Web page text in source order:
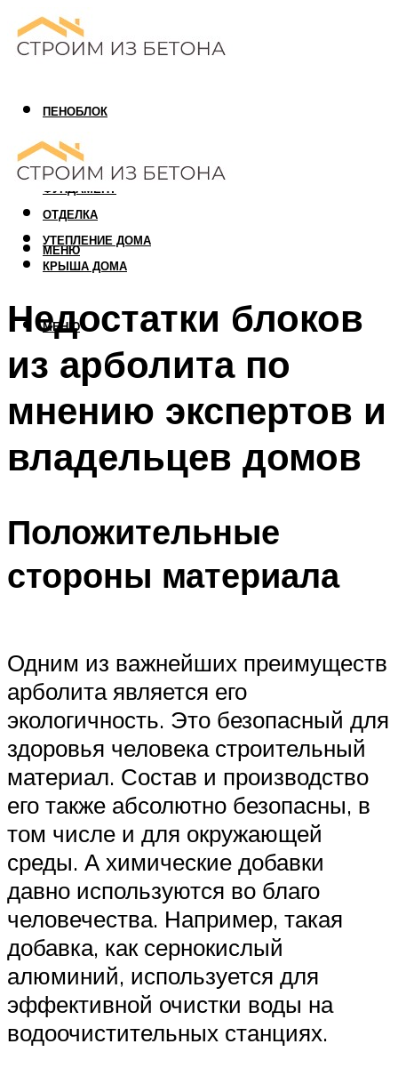
ПЕНОБЛОК
ГАЗОБЛОК
АРБОЛИТОВЫЙ БЛОК
ФУНДАМЕНТ
ОТДЕЛКА
УТЕПЛЕНИЕ ДОМА
КРЫША ДОМА
МЕНЮ
МЕНЮ
Недостатки блоков
из арболита по
мнению экспертов и
владельцев домов
Положительные
стороны материала
Одним из важнейших преимуществ
арболита является его
экологичность. Это безопасный для
здоровья человека строительный
материал. Состав и производство
его также абсолютно безопасны, в
том числе и для окружающей
среды. А химические добавки
давно используются во благо
человечества. Например, такая
добавка, как сернокислый
алюминий, используется для
эффективной очистки воды на
водоочистительных станциях.